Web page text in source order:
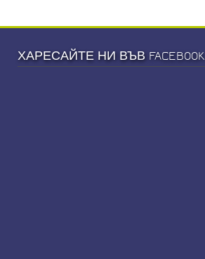
ХАРЕСАЙТЕ НИ ВЪВ FACEBOOK